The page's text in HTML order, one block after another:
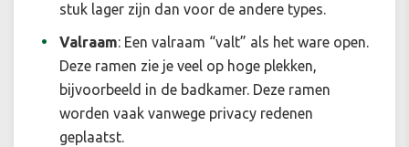
stuk lager zijn dan voor de andere types.
Valraam: Een valraam “valt” als het ware open.
Deze ramen zie je veel op hoge plekken,
bijvoorbeeld in de badkamer. Deze ramen
worden vaak vanwege privacy redenen
geplaatst.